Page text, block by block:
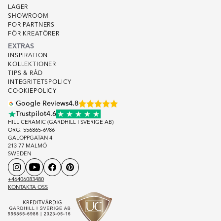
LAGER
SHOWROOM
FOR PARTNERS
FÖR KREATÖRER
EXTRAS
INSPIRATION
KOLLEKTIONER
TIPS & RÅD
INTEGRITETSPOLICY
COOKIEPOLICY
Google Reviews4.8
Trustpilot4.6
HILL CERAMIC (GARDHILL I SVERIGE AB)
ORG. 556865-6986
GALOPPGATAN 4
213 77 MALMÖ
SWEDEN
+46406083480
KONTAKTA OSS